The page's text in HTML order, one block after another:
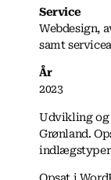
Service
Webdesign,
samt
År
2023
Udvikling og
Grønland.